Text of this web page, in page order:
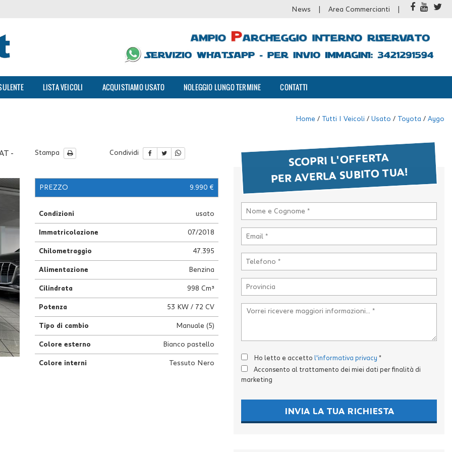
News Area Commercianti
LISTA VEICOLI ACQUISTIAMO USATO NOLEGGIO LUNGO TERMINE CONTATTI
Home / Tutti I Veicoli / Usato / Toyota / Aygo
-
Stampa Condividi
PREZZO 9.990 €
Condizioni usato
Immatricolazione 07/2018
Chilometraggio 47.395
Alimentazione Benzina
Cilindrata 998 Cm³
Potenza 53 KW / 72 CV
Tipo di cambio Manuale (5)
Colore esterno Bianco pastello
Colore interni Tessuto Nero
SCOPRI L'OFFERTA
PER AVERLA SUBITO TUA!
Ho letto e accetto l'informativa privacy *
Acconsento al trattamento dei miei dati per finalità di
marketing
INVIA LA TUA RICHIESTA